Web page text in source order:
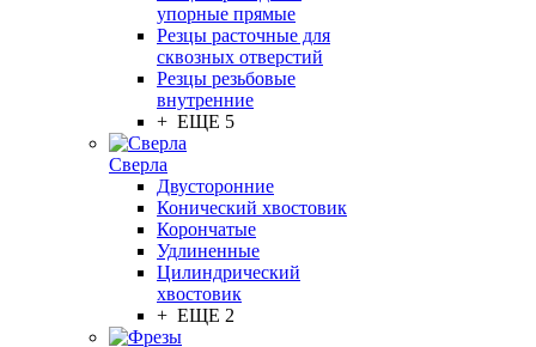
упорные прямые
Резцы расточные для
сквозных отверстий
Резцы резьбовые
внутренние
+ ЕЩЕ 5
Сверла
Двусторонние
Конический хвостовик
Корончатые
Удлиненные
Цилиндрический
хвостовик
+ ЕЩЕ 2